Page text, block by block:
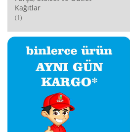
Kağıtlar
(1)